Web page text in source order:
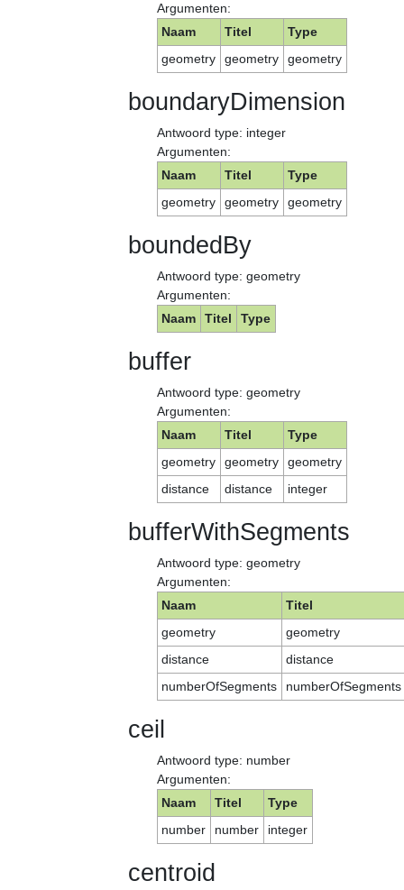
Argumenten:
Naam
Titel
Type
geometry
geometry geometry
boundaryDimension
Antwoord type: integer
Argumenten:
Naam
Titel
Type
geometry
geometry geometry
boundedBy
Antwoord type: geometry
Argumenten:
Naam
Titel Type
buffer
Antwoord type: geometry
Argumenten:
Naam
Titel
Type
geometry
geometry
geometry
distance
distance integer
bufferWithSegments
Antwoord type: geometry
Argumenten:
Naam
Titel
geometry
geometry
distance
distance
numberOfSegments
numberOfSegments
ceil
Antwoord type: number
Argumenten:
Naam
Titel
Type
number
number integer
centroid